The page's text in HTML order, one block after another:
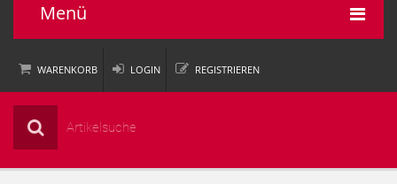
Menü
Einsatzbereiche
WARENKORB LOGIN REGISTRIEREN